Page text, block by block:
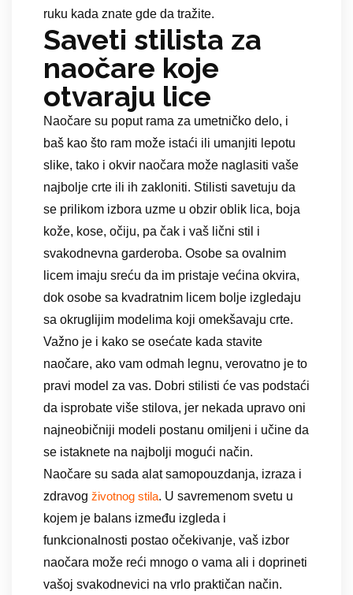
ruku kada znate gde da tražite.
Saveti stilista za
naočare koje
otvaraju lice
Naočare su poput rama za umetničko delo, i
baš kao što ram može istaći ili umanjiti lepotu
slike, tako i okvir naočara može naglasiti vaše
najbolje crte ili ih zakloniti. Stilisti savetuju da
se prilikom izbora uzme u obzir oblik lica, boja
kože, kose, očiju, pa čak i vaš lični stil i
svakodnevna garderoba. Osobe sa ovalnim
licem imaju sreću da im pristaje većina okvira,
dok osobe sa kvadratnim licem bolje izgledaju
sa okruglijim modelima koji omekšavaju crte.
Važno je i kako se osećate kada stavite
naočare, ako vam odmah legnu, verovatno je to
pravi model za vas. Dobri stilisti će vas podstaći
da isprobate više stilova, jer nekada upravo oni
najneobičniji modeli postanu omiljeni i učine da
se istaknete na najbolji mogući način.
Naočare su sada alat samopouzdanja, izraza i
zdravog životnog stila. U savremenom svetu u
kojem je balans između izgleda i
funkcionalnosti postao očekivanje, vaš izbor
naočara može reći mnogo o vama ali i doprineti
vašoj svakodnevici na vrlo praktičan način.